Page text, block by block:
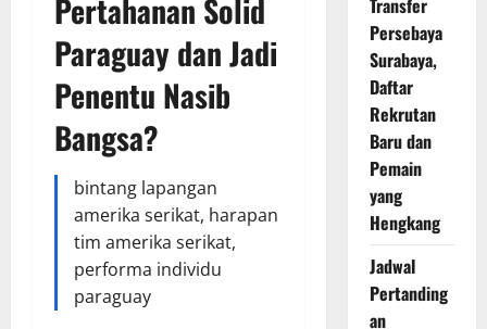
Pertahanan Solid
Paraguay dan Jadi
Penentu Nasib
Bangsa?
bintang lapangan
amerika serikat, harapan
tim amerika serikat,
performa individu
paraguay
Transfer
Persebaya
Surabaya,
Daftar
Rekrutan
Baru dan
Pemain
yang
Hengkang
Jadwal
Pertanding
an